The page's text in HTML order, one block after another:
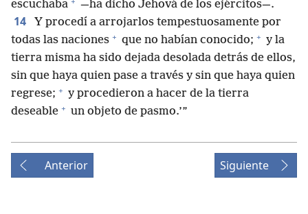
escuchaba
—ha dicho Jehová de los ejércitos—.
14
Y procedí a arrojarlos tempestuosamente por
todas las naciones + que no habían conocido; + y la
tierra misma ha sido dejada desolada detrás de ellos,
sin que haya quien pase a través y sin que haya quien
regrese; + y procedieron a hacer de la tierra
deseable + un objeto de pasmo.’”
Anterior Siguiente